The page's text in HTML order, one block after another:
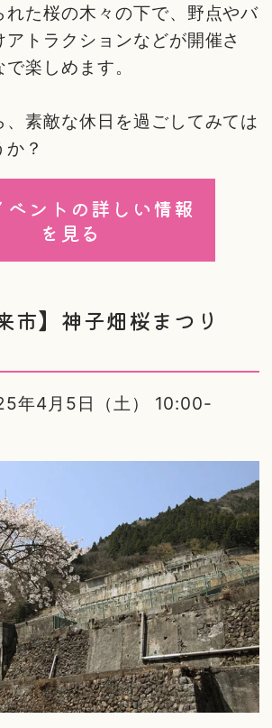
れた桜の木々の下で、野点やバ
トラクションなどが開催さ
楽しめます。
素敵な休日を過ごしてみては
？
ベントの詳しい情報
を見る
市】神子畑桜まつり
年4月5日（土） 10:00-